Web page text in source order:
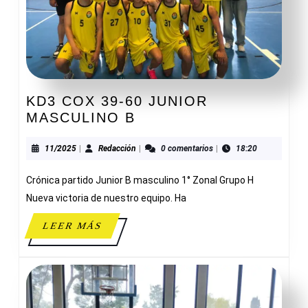
KD3 COX 39-60 JUNIOR
MASCULINO B
39-
JUNIOR
MASCULINO
11/202511/2025Redacción Redacción0 comentarios 18:20
Crónica partido Junior B masculino 1° Zonal Grupo H
Nueva victoria de nuestro equipo. Ha
LEER MÁSLEER
MÁS